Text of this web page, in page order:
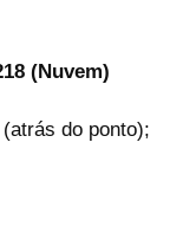
(Nuvem)
do ponto);